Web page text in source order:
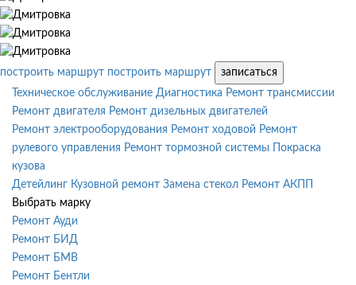
построить маршрут построить маршрут
записаться
Техническое обслуживание Диагностика Ремонт трансмиссии
Ремонт двигателя Ремонт дизельных двигателей
Ремонт электрооборудования Ремонт ходовой Ремонт
рулевого управления Ремонт тормозной системы
Покраска
кузова
Детейлинг Кузовной ремонт Замена стекол Ремонт АКПП
Выбрать марку
Ремонт Ауди
Ремонт БИД
Ремонт БМВ
Ремонт Бентли